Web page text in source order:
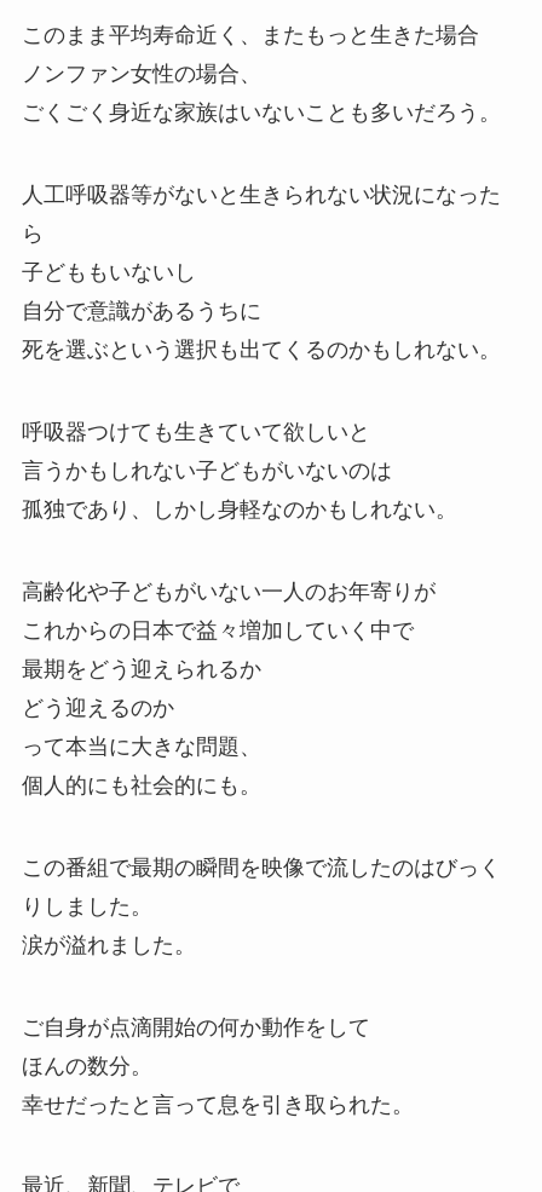
このまま平均寿命近く、またもっと生きた場合
ノンファン女性の場合、
ごくごく身近な家族はいないことも多いだろう。
人工呼吸器等がないと生きられない状況になった
ら
子どももいないし
自分で意識があるうちに
死を選ぶという選択も出てくるのかもしれない。
呼吸器つけても生きていて欲しいと
言うかもしれない子どもがいないのは
孤独であり、しかし身軽なのかもしれない。
高齢化や子どもがいない一人のお年寄りが
これからの日本で益々増加していく中で
最期をどう迎えられるか
どう迎えるのか
って本当に大きな問題、
個人的にも社会的にも。
この番組で最期の瞬間を映像で流したのはびっく
りしました。
涙が溢れました。
ご自身が点滴開始の何か動作をして
ほんの数分。
幸せだったと言って息を引き取られた。
最近、新聞、テレビで